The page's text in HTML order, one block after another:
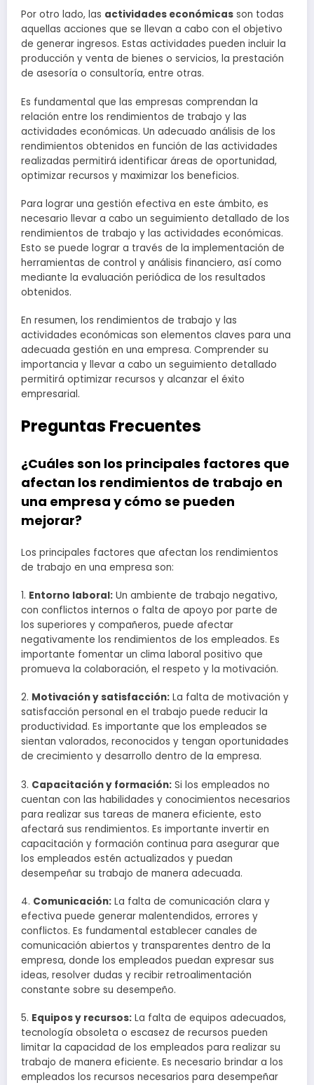
Por otro lado, las actividades económicas son todas
aquellas acciones que se llevan a cabo con el objetivo
de generar ingresos. Estas actividades pueden incluir la
producción y venta de bienes o servicios, la prestación
de asesoría o consultoría, entre otras.
Es fundamental que las empresas comprendan la
relación entre los rendimientos de trabajo y las
actividades económicas. Un adecuado análisis de los
rendimientos obtenidos en función de las actividades
realizadas permitirá identificar áreas de oportunidad,
optimizar recursos y maximizar los beneficios.
Para lograr una gestión efectiva en este ámbito, es
necesario llevar a cabo un seguimiento detallado de los
rendimientos de trabajo y las actividades económicas.
Esto se puede lograr a través de la implementación de
herramientas de control y análisis financiero, así como
mediante la evaluación periódica de los resultados
obtenidos.
En resumen, los rendimientos de trabajo y las
actividades económicas son elementos claves para una
adecuada gestión en una empresa. Comprender su
importancia y llevar a cabo un seguimiento detallado
permitirá optimizar recursos y alcanzar el éxito
empresarial.
Preguntas Frecuentes
¿Cuáles son los principales factores que
afectan los rendimientos de trabajo en
una empresa y cómo se pueden
mejorar?
Los principales factores que afectan los rendimientos
de trabajo en una empresa son:
1. Entorno laboral: Un ambiente de trabajo negativo,
con conflictos internos o falta de apoyo por parte de
los superiores y compañeros, puede afectar
negativamente los rendimientos de los empleados. Es
importante fomentar un clima laboral positivo que
promueva la colaboración, el respeto y la motivación.
2. Motivación y satisfacción: La falta de motivación y
satisfacción personal en el trabajo puede reducir la
productividad. Es importante que los empleados se
sientan valorados, reconocidos y tengan oportunidades
de crecimiento y desarrollo dentro de la empresa.
3. Capacitación y formación: Si los empleados no
cuentan con las habilidades y conocimientos necesarios
para realizar sus tareas de manera eficiente, esto
afectará sus rendimientos. Es importante invertir en
capacitación y formación continua para asegurar que
los empleados estén actualizados y puedan
desempeñar su trabajo de manera adecuada.
4. Comunicación: La falta de comunicación clara y
efectiva puede generar malentendidos, errores y
conflictos. Es fundamental establecer canales de
comunicación abiertos y transparentes dentro de la
empresa, donde los empleados puedan expresar sus
ideas, resolver dudas y recibir retroalimentación
constante sobre su desempeño.
5. Equipos y recursos: La falta de equipos adecuados,
tecnología obsoleta o escasez de recursos pueden
limitar la capacidad de los empleados para realizar su
trabajo de manera eficiente. Es necesario brindar a los
empleados los recursos necesarios para desempeñar